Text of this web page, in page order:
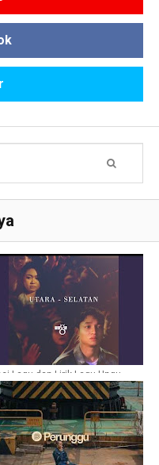
Lagu dan Lirik Lagu Ungu -
Selatan